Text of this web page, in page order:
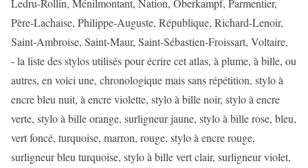
Ledru-Rollin, Ménilmontant, Nation, Oberkampf, Parmentier,
Père-Lachaise, Philippe-Auguste, République, Richard-Lenoir,
Saint-Ambroise, Saint-Maur, Saint-Sébastien-Froissart, Voltaire,
- la liste des stylos utilisés pour écrire cet atlas, à plume, à bille, ou
autres, en voici une, chronologique mais sans répétition, stylo à
encre bleu nuit, à encre violette, stylo à bille noir, stylo à encre
verte, stylo à bille orange, surligneur jaune, stylo à bille rose, bleu,
vert foncé, turquoise, marron, rouge, stylo à encre rouge,
surligneur bleu turquoise, stylo à bille vert clair, surligneur violet,